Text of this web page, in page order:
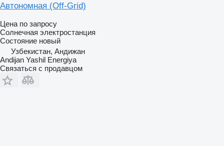
Автономная (Off-Grid)
Цена по запросу
Солнечная электростанция
Состояние новый
Узбекистан, Андижан
Andijan Yashil Energiya
Связаться с продавцом